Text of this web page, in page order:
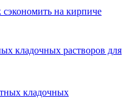
на кирпиче
кладочных